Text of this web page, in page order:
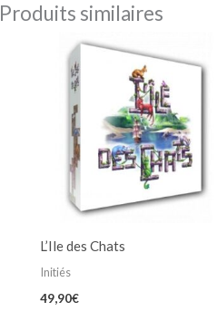
Produits similaires
L’Ile des Chats
Initiés
49,90€